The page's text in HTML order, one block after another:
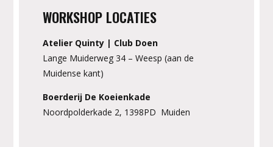
WORKSHOP LOCATIES
Atelier Quinty | Club Doen
Lange Muiderweg 34 – Weesp (aan de
Muidense kant)
Boerderij De Koeienkade
Noordpolderkade 2, 1398PD Muiden